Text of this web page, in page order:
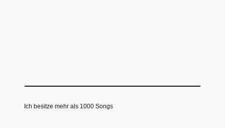
Ich besitze mehr als 1000 Songs